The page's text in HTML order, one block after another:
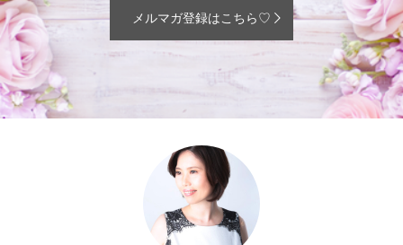
メルマガ登録はこちら♡